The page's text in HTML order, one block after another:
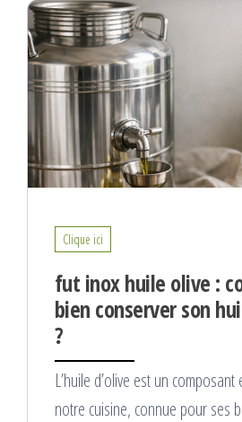
Clique ici
fut inox huile olive :
bien conserver son
?
L’huile d’olive est un
notre cuisine, connue pour ses